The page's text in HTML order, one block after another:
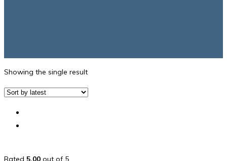
Showing the single result
Rated 5.00 out of 5